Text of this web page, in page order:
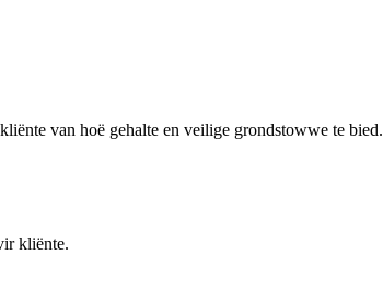
van hoë gehalte en veilige grondstowwe te bied.
kliënte.